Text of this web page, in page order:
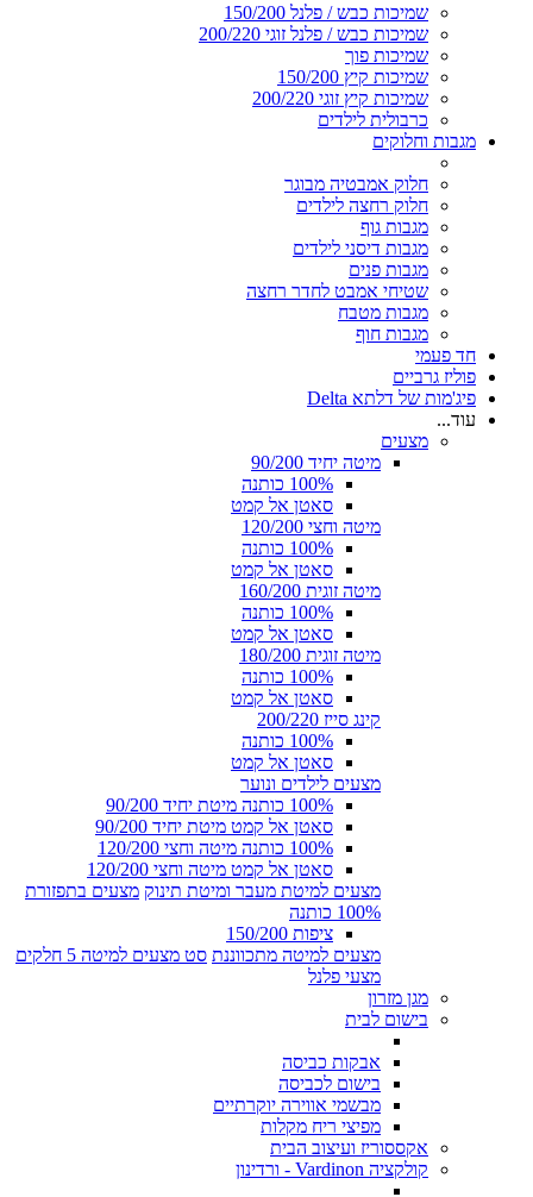
שמיכות כבש / פלנל 150/200
שמיכות כבש / פלנל זוגי 200/220
שמיכות פוך
שמיכות קיץ 150/200
שמיכות קיץ זוגי 200/220
כרבולית לילדים
מגבות וחלוקים
חלוק אמבטיה מבוגר
חלוק רחצה לילדים
מגבות גוף
מגבות דיסני לילדים
מגבות פנים
שטיחי אמבט לחדר רחצה
מגבות מטבח
מגבות חוף
חד פעמי
פוליז גרביים
פיג'מות של דלתא Delta
עוד...
מצעים
מיטה יחיד 90/200
100% כותנה
סאטן אל קמט
מיטה וחצי 120/200
100% כותנה
סאטן אל קמט
מיטה זוגית 160/200
100% כותנה
סאטן אל קמט
מיטה זוגית 180/200
100% כותנה
סאטן אל קמט
קינג סייז 200/220
100% כותנה
סאטן אל קמט
מצעים לילדים ונוער
100% כותנה מיטת יחיד 90/200
סאטן אל קמט מיטת יחיד 90/200
100% כותנה מיטה וחצי 120/200
סאטן אל קמט מיטה וחצי 120/200
מצעים למיטת מעבר ומיטת תינוק מצעים בתפזורת
100% כותנה
ציפות 150/200
מצעים למיטה מתכווננת סט מצעים למיטה 5 חלקים
מצעי פלנל
מגן מזרון
בישום לבית
אבקות כביסה
בישום לכביסה
מבשמי אווירה יוקרתיים
מפיצי ריח מקלות
אקססוריז ועיצוב הבית
קולקציה Vardinon - ורדינון